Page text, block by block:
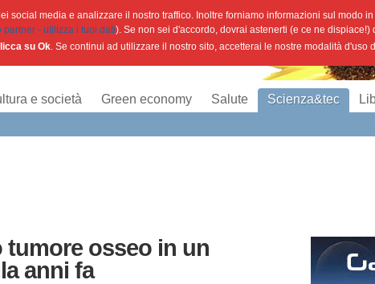
e società Green economy Salute Scienza&tec
osseo in un
anni fa
social media e analizzare il nostro traffico. Inoltre forniamo informazioni sul modo
partner - utilizza i tuoi dati). Se non sei d'accordo, dovrai astenerti (e ce ne
su Ok. Se continui ad utilizzare il nostro sito, accetterai le nostre modalità d'uso